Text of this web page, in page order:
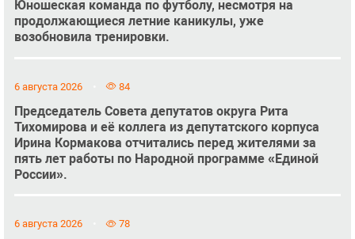
Юношеская команда по футболу, несмотря на
продолжающиеся летние каникулы, уже
возобновила тренировки.
6 августа 2026 84
Председатель Совета депутатов округа Рита
Тихомирова и её коллега из депутатского корпуса
Ирина Кормакова отчитались перед жителями за
пять лет работы по Народной программе «Единой
России».
6 августа 2026 78